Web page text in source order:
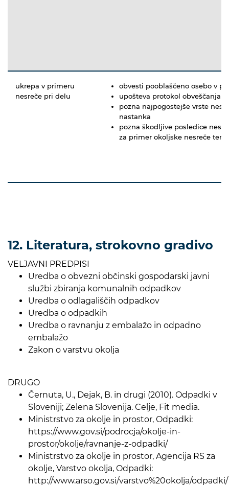
ukrepa v primeru
nesreče pri delu
obvesti pooblaščeno osebo v
upošteva protokol obveščanja
pozna najpogostejše vrste
nastanka
pozna škodljive posledice
za primer okoljske nesreče ter
12. Literatura, strokovno gradivo
VELJAVNI PREDPISI
Uredba o obvezni občinski gospodarski javni
službi zbiranja komunalnih odpadkov
Uredba o odlagališčih odpadkov
Uredba o odpadkih
Uredba o ravnanju z embalažo in odpadno
embalažo
Zakon o varstvu okolja
DRUGO
Černuta, U., Dejak, B. in drugi (2010). Odpadki v
Sloveniji; Zelena Slovenija. Celje, Fit media.
Ministrstvo za okolje in prostor, Odpadki:
https://www.gov.si/podrocja/okolje-in-
prostor/okolje/ravnanje-z-odpadki/
Ministrstvo za okolje in prostor, Agencija RS za
okolje, Varstvo okolja, Odpadki:
http://www.arso.gov.si/varstvo%20okolja/odpadki/